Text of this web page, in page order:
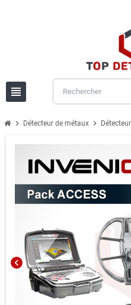
view_headline
chevron_right Détecteur de métaux chevron_right
chevron_left